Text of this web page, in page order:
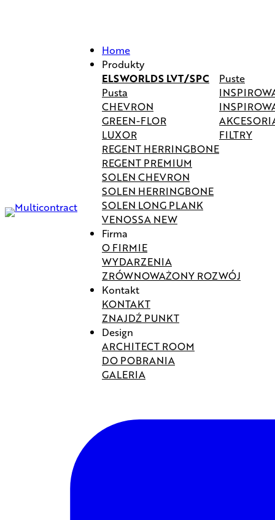
Home
Produkty
ELSWORLDS LVT/SPC
Pusta
CHEVRON
GREEN-FLOR
LUXOR
REGENT HERRINGBONE
REGENT PREMIUM
SOLEN CHEVRON
SOLEN HERRINGBONE
SOLEN LONG PLANK
VENOSSA NEW
Puste
FILTRY
Firma
O FIRMIE
WYDARZENIA
ZRÓWNOWAŻONY ROZWÓJ
Kontakt
KONTAKT
ZNAJDŹ PUNKT
Design
ARCHITECT ROOM
DO POBRANIA
GALERIA